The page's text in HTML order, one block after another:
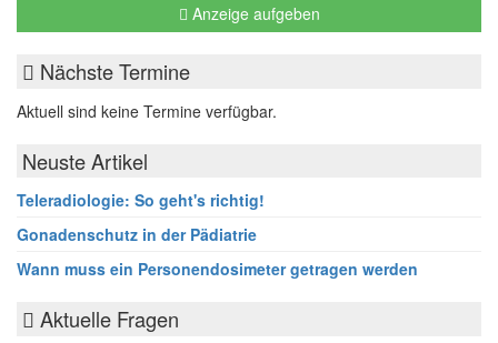
Anzeige aufgeben
Nächste Termine
Aktuell sind keine Termine verfügbar.
Neuste Artikel
Teleradiologie: So geht's richtig!
Gonadenschutz in der Pädiatrie
Wann muss ein Personendosimeter getragen werden
Aktuelle Fragen